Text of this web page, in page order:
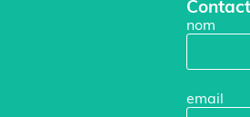
nom
email